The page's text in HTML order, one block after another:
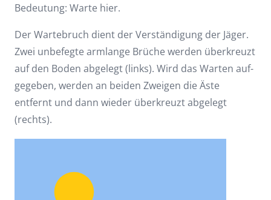
Bedeutung: Warte hier.
Der Wartebruch dient der Verständigung der Jäger.
Zwei unbefegte armlange Brüche werden überkreuzt
auf den Boden abgelegt (links). Wird das Warten auf-
gegeben, werden an beiden Zweigen die Äste
entfernt und dann wieder überkreuzt abgelegt
(rechts).